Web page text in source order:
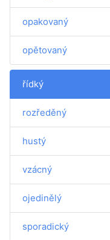
opakovaný
opětovaný
řídký
rozředěný
hustý
vzácný
ojedinělý
sporadický